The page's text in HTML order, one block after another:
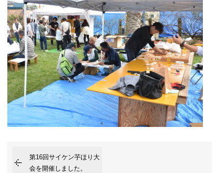
第16回サイケン芋ほり大
会を開催しました。